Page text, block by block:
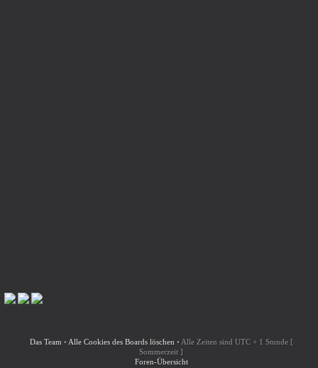
Das Team • Alle Cookies des Boards löschen • Alle Zeiten sind UTC + 1 Stunde [
Sommerzeit ]
Foren-Übersicht